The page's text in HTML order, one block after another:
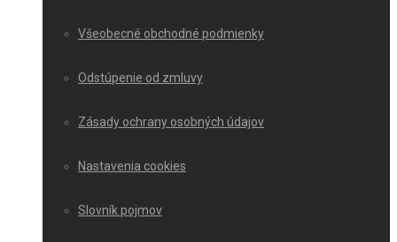
Všeobecné obchodné podmienky
Odstúpenie od zmluvy
Zásady ochrany osobných údajov
Nastavenia cookies
Slovník pojmov